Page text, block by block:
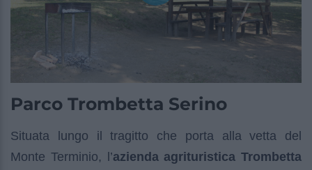
Parco Trombetta Serino
Situata lungo il tragitto che porta alla vetta del
Monte Terminio, l’azienda agrituristica Trombetta